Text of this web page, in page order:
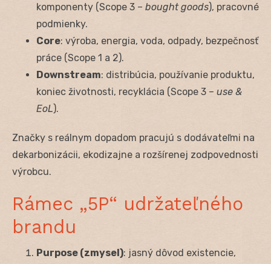
komponenty (Scope 3 – bought goods), pracovné
podmienky.
Core: výroba, energia, voda, odpady, bezpečnosť
práce (Scope 1 a 2).
Downstream: distribúcia, používanie produktu,
koniec životnosti, recyklácia (Scope 3 – use &
EoL).
Značky s reálnym dopadom pracujú s dodávateľmi na
dekarbonizácii, ekodizajne a rozšírenej zodpovednosti
výrobcu.
Rámec „5P“ udržateľného
brandu
Purpose (zmysel): jasný dôvod existencie,